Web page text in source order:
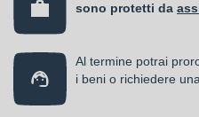
sono protetti da
Al termine potrai
i beni o richiedere